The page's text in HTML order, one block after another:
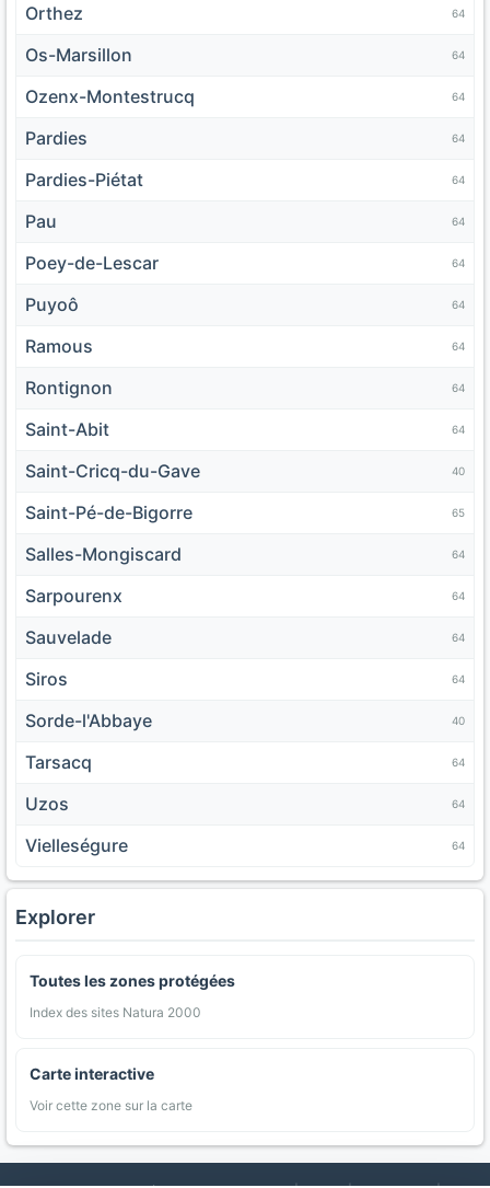
Orthez 64
Os-Marsillon 64
Ozenx-Montestrucq 64
Pardies 64
Pardies-Piétat 64
Pau 64
Poey-de-Lescar 64
Puyoô 64
Ramous 64
Rontignon 64
Saint-Abit 64
Saint-Cricq-du-Gave 40
Saint-Pé-de-Bigorre 65
Salles-Mongiscard 64
Sarpourenx 64
Sauvelade 64
Siros 64
Sorde-l'Abbaye 40
Tarsacq 64
Uzos 64
Vielleségure 64
Explorer
Toutes les zones protégées
Index des sites Natura 2000
Carte interactive
Voir cette zone sur la carte